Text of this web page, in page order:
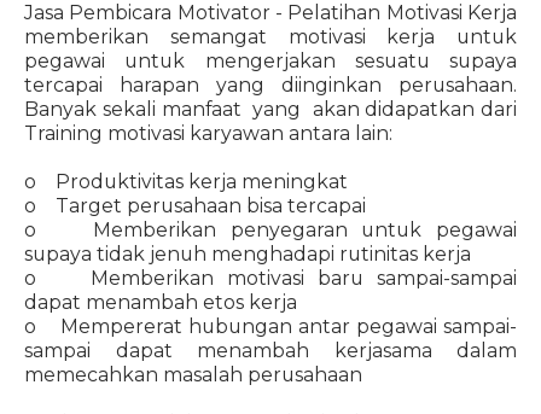
Jasa Pembicara Motivator - Pelatihan Motivasi Kerja
memberikan semangat motivasi kerja untuk
pegawai untuk mengerjakan sesuatu supaya
tercapai harapan yang diinginkan perusahaan.
Banyak sekali manfaat yang akan didapatkan dari
Training motivasi karyawan antara lain:
o Produktivitas kerja meningkat
o Target perusahaan bisa tercapai
o Memberikan penyegaran untuk pegawai
supaya tidak jenuh menghadapi rutinitas kerja
o Memberikan motivasi baru sampai-sampai
dapat menambah etos kerja
o Mempererat hubungan antar pegawai sampai-
sampai dapat menambah kerjasama dalam
memecahkan masalah perusahaan